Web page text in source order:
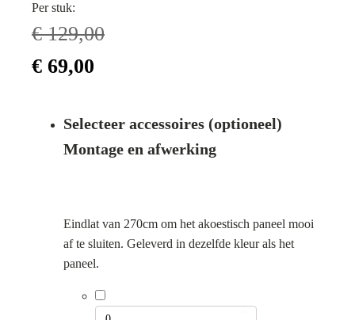
Per stuk:
€129,00
Oorspronkelijke
was:
€ 129,00.
€ 69,00
is:
€ 69,00.
Selecteer accessoires (optioneel)
Montage en afwerking
Eindlat van 270cm om het akoestisch paneel mooi
af te sluiten. Geleverd in dezelfde kleur als het
paneel.